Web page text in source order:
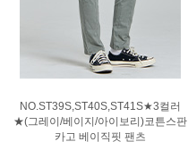
NO.ST39S,ST40S,ST41S★3컬러
★(그레이/베이지/아이보리)코튼스판
카고 베이직핏 팬츠